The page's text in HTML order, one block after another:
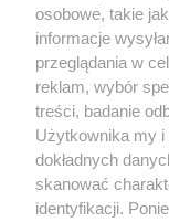
3 / 7
KWK
Nie zapomnij
zapoznać się z:
Twojemiasto
Piekary Śląskie
Chorzów
Tarnowskie Góry
osobowe, takie
informacje
przeglądania w
reklam, wybór
treści, badanie
Użytkownika my
dokładnych
skanować
identyfikacji.